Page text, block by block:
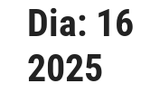
Dia:
2025